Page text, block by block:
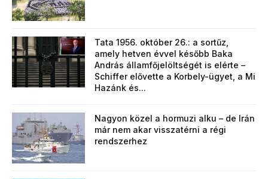
Tata 1956. október 26.: a sortűz,
amely hetven évvel később Baka
András államfőjelöltségét is elérte –
Schiffer elővette a Korbely-ügyet, a Mi
Hazánk és...
Nagyon közel a hormuzi alku – de Irán
már nem akar visszatérni a régi
rendszerhez